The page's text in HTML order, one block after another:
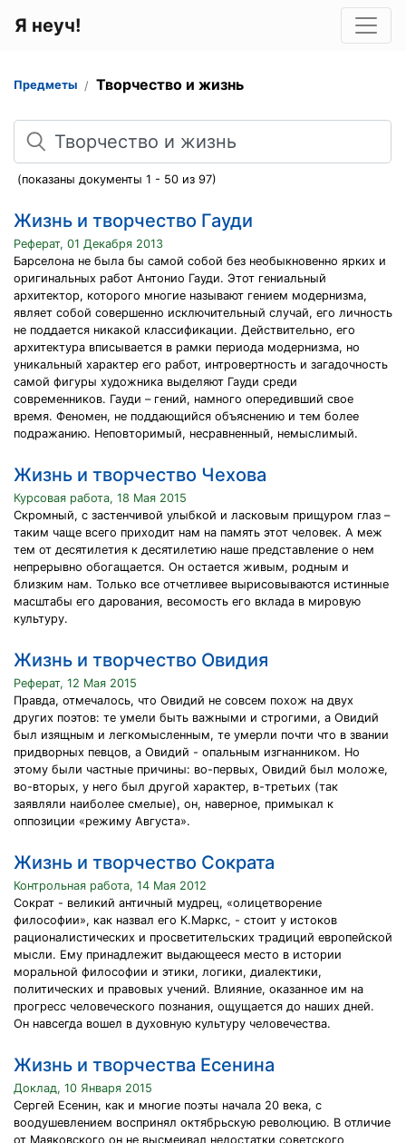
Я неуч!
Предметы Творчество и жизнь
Поиск
(показаны документы 1 - 50 из 97)
Жизнь и творчество Гауди
Реферат, 01 Декабря 2013
Барселона не была бы самой собой без необыкновенно ярких и
оригинальных работ Антонио Гауди. Этот гениальный
архитектор, которого многие называют гением модернизма,
являет собой совершенно исключительный случай, его личность
не поддается никакой классификации. Действительно, его
архитектура вписывается в рамки периода модернизма, но
уникальный характер его работ, интровертность и загадочность
самой фигуры художника выделяют Гауди среди
современников. Гауди – гений, намного опередивший свое
время. Феномен, не поддающийся объяснению и тем более
подражанию. Неповторимый, несравненный, немыслимый.
Жизнь и творчество Чехова
Курсовая работа, 18 Мая 2015
Скромный, с застенчивой улыбкой и ласковым прищуром глаз –
таким чаще всего приходит нам на память этот человек. А меж
тем от десятилетия к десятилетию наше представление о нем
непрерывно обогащается. Он остается живым, родным и
близким нам. Только все отчетливее вырисовываются истинные
масштабы его дарования, весомость его вклада в мировую
культуру.
Жизнь и творчество Овидия
Реферат, 12 Мая 2015
Правда, отмечалось, что Овидий не совсем похож на двух
других поэтов: те умели быть важными и строгими, а Овидий
был изящным и легкомысленным, те умерли почти что в звании
придворных певцов, а Овидий - опальным изгнанником. Но
этому были частные причины: во-первых, Овидий был моложе,
во-вторых, у него был другой характер, в-третьих (так
заявляли наиболее смелые), он, наверное, примыкал к
оппозиции «режиму Августа».
Жизнь и творчество Сократа
Контрольная работа, 14 Мая 2012
Сократ - великий античный мудрец, «олицетворение
философии», как назвал его К.Маркс, - стоит у истоков
рационалистических и просветительских традиций европейской
мысли. Ему принадлежит выдающееся место в истории
моральной философии и этики, логики, диалектики,
политических и правовых учений. Влияние, оказанное им на
прогресс человеческого познания, ощущается до наших дней.
Он навсегда вошел в духовную культуру человечества.
Жизнь и творчества Есенина
Доклад, 10 Января 2015
Сергей Есенин, как и многие поэты начала 20 века, с
воодушевлением воспринял октябрьскую революцию. В отличие
от Маяковского он не высмеивал недостатки советского